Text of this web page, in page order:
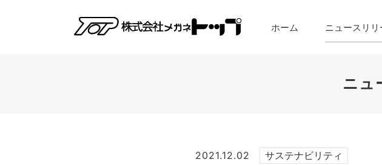
ホーム ニュースリリ
ニュ
2021.12.02 サステナビリティ